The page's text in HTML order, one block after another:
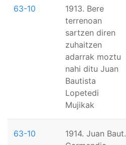
63-10
1913. Bere
terrenoan
sartzen diren
zuhaitzen
adarrak moztu
nahi ditu Juan
Bautista
Lopetedi
Mujikak
63-10
1914. Juan Baut.